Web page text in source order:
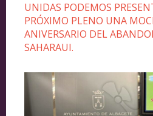
UNIDAS PODEMOS
PRÓXIMO PLENO UNA
ANIVERSARIO DEL
SAHARAUI.